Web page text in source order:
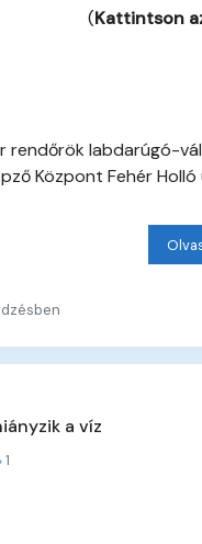
(Kattintson
rendőrök labdarúgó-
Központ Fehér
a víz
1